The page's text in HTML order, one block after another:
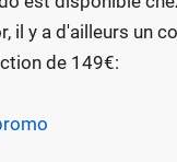
il y a d'ailleurs un
de 149€: